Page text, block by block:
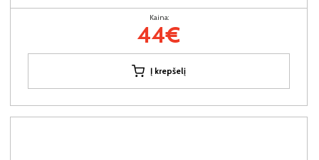
Kaina:
44€
Į krepšelį